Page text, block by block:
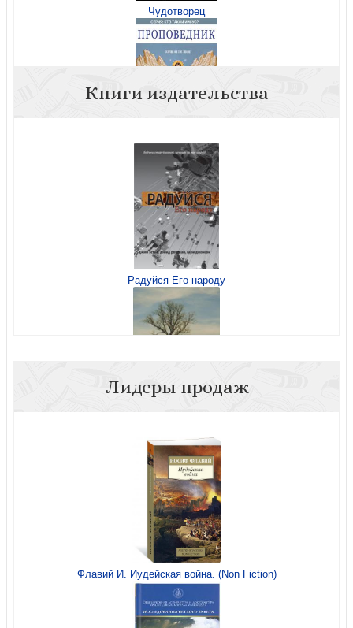
Чудотворец
Проповедник
Человек
Спаситель
Книги издательства
Радуйся Его народу
Проповедник
Лидеры продаж
Флавий И. Иудейская война. (Non Fiction)